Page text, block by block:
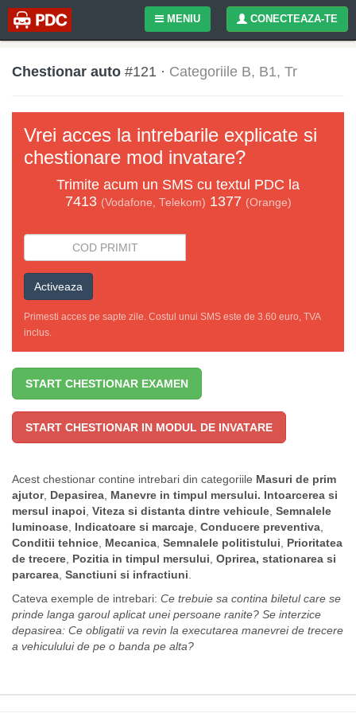
CONECTEAZA-TE
MENIU
Chestionar auto #121 · Categoriile B, B1, Tr
Vrei acces la intrebarile explicate si
chestionare mod invatare?
Trimite acum un SMS cu textul PDC la
7413 (Vodafone, Telekom) 1377 (Orange)
Activeaza
Primesti acces pe sapte zile. Costul unui SMS este de 3.60 euro, TVA
inclus.
START CHESTIONAR EXAMEN
START CHESTIONAR IN MODUL DE INVATARE
Acest chestionar contine intrebari din categoriile Masuri de prim
ajutor, Depasirea Manevre in timpul mersului. Intoarcerea si
mersul inapoi Viteza si distanta dintre vehicule Semnalele
luminoase Indicatoare si marcaje Conducere preventiva
Conditii tehnice Mecanica Semnalele politistului
Prioritatea
de trecere Pozitia in timpul mersului Oprirea, stationarea si
parcarea Sanctiuni si infractiuni
Cateva exemple de intrebari: Ce trebuie sa contina biletul care se
prinde langa garoul aplicat unei persoane ranite? Se interzice
depasirea: Ce obligatii va revin la executarea manevrei de trecere
a vehiculului de pe o banda pe alta?